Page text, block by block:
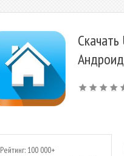
Рейтинг: 100 000+